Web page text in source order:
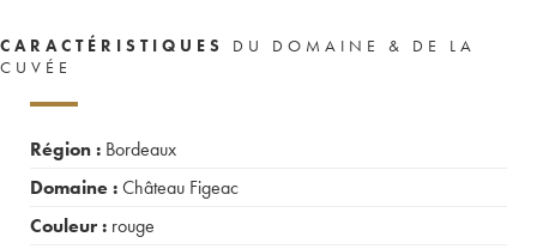
CARACTÉRISTIQUES
DU DOMAINE & DE LA
CUVÉE
Région : Bordeaux
Domaine :Château Figeac
Couleur : rouge